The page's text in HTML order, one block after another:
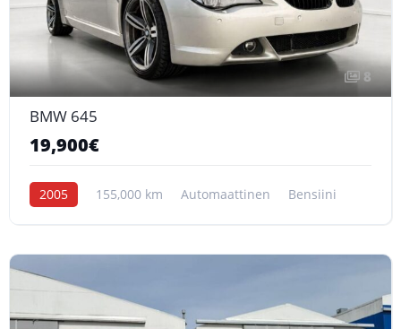
8
BMW 645
19,900€
2005 155,000 km Automaattinen Bensiini